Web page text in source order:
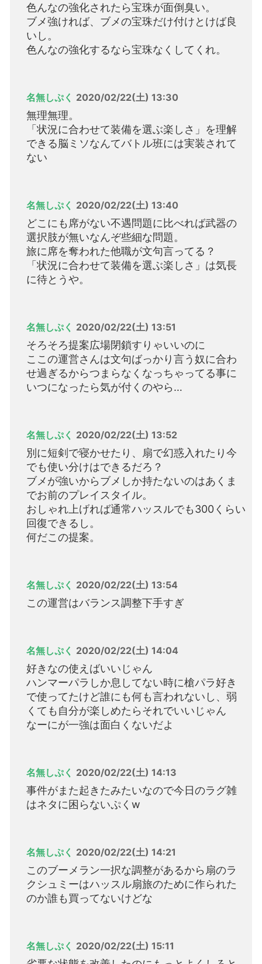
色んなの強化されたら宝珠が面倒臭い。
ブメ強ければ、ブメの宝珠だけ付けとけば良
いし。
色んなの強化するなら宝珠なくしてくれ。
名無しぷく 2020/02/22(土) 13:30
無理無理。
「状況に合わせて装備を選ぶ楽しさ」を理解
できる脳ミソなんてバトル班には実装されて
ない
名無しぷく 2020/02/22(土) 13:40
どこにも席がない不遇問題に比べれば武器の
選択肢が無いなんぞ些細な問題。
旅に席を奪われた他職が文句言ってる？
「状況に合わせて装備を選ぶ楽しさ」は気長
に待とうや。
名無しぷく 2020/02/22(土) 13:51
そろそろ提案広場閉鎖すりゃいいのに
ここの運営さんは文句ばっかり言う奴に合わ
せ過ぎるからつまらなくなっちゃってる事に
いつになったら気が付くのやら…
名無しぷく 2020/02/22(土) 13:52
別に短剣で寝かせたり、扇で幻惑入れたり今
でも使い分けはできるだろ？
ブメが強いからブメしか持たないのはあくま
でお前のプレイスタイル。
おしゃれ上げれば通常ハッスルでも300くらい
回復できるし。
何だこの提案。
名無しぷく 2020/02/22(土) 13:54
この運営はバランス調整下手すぎ
名無しぷく 2020/02/22(土) 14:04
好きなの使えばいいじゃん
ハンマーパラしか息してない時に槍パラ好き
で使ってたけど誰にも何も言われないし、弱
くても自分が楽しめたらそれでいいじゃん
なーにが一強は面白くないだよ
名無しぷく 2020/02/22(土) 14:13
事件がまた起きたみたいなので今日のラグ雑
はネタに困らないぷくw
名無しぷく 2020/02/22(土) 14:21
このブーメラン一択な調整があるから扇のラ
クシュミーはハッスル扇旅のために作られた
のか誰も買ってないけどな
名無しぷく 2020/02/22(土) 15:11